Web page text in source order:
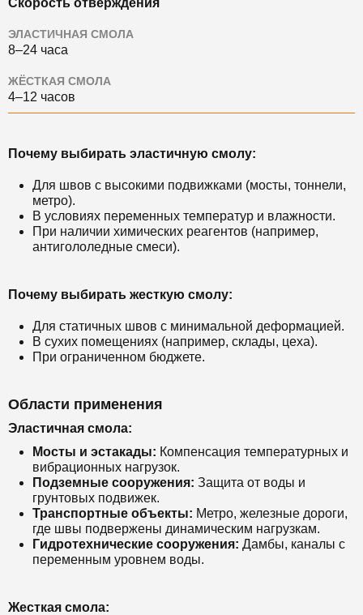
Скорость отверждения
ЭЛАСТИЧНАЯ СМОЛА
8–24 часа
ЖЁСТКАЯ СМОЛА
4–12 часов
Почему выбирать эластичную смолу:
Для швов с высокими подвижками (мосты, тоннели,
метро).
В условиях переменных температур и влажности.
При наличии химических реагентов (например,
антигололедные смеси).
Почему выбирать жесткую смолу:
Для статичных швов с минимальной деформацией.
В сухих помещениях (например, склады, цеха).
При ограниченном бюджете.
Области применения
Эластичная смола:
Мосты и эстакады: Компенсация температурных и
вибрационных нагрузок.
Подземные сооружения: Защита от воды и
грунтовых подвижек.
Транспортные объекты: Метро, железные дороги,
где швы подвержены динамическим нагрузкам.
Гидротехнические сооружения: Дамбы, каналы с
переменным уровнем воды.
Жесткая смола: